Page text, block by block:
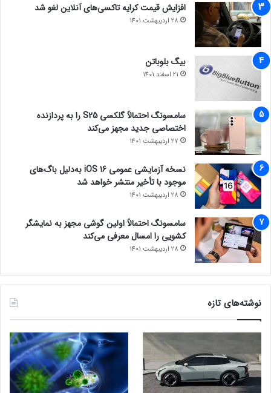
افزایش قیمت کرایه تاکسی‌های آنلاین لغو شد
28 اردیبهشت 1401
بیگ بلوباتن
21 اسفند 1401
سامسونگ احتمالاً گلکسی S25 را به پردازنده
اختصاصی جدید مجهز می‌کند
27 اردیبهشت 1401
نسخه آزمایشی عمومی iOS 16 به‌دلیل باگ‌های
موجود با تأخیر منتشر خواهد شد
28 اردیبهشت 1401
سامسونگ احتمالاً اولین گوشی مجهز به نمایشگر
کشویی را امسال معرفی می‌کند
28 اردیبهشت 1401
نوشته‌های تازه